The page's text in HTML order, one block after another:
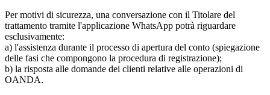
Per motivi di sicurezza, una conversazione con il Titolare del
trattamento tramite l'applicazione WhatsApp potrà riguardare
esclusivamente:
a) l'assistenza durante il processo di apertura del conto (spiegazione
delle fasi che compongono la procedura di registrazione);
b) la risposta alle domande dei clienti relative alle operazioni di
OANDA.